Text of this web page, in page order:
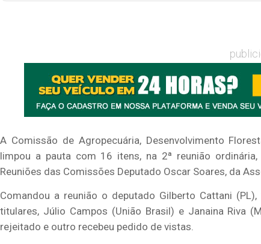
A Comissão de Agropecuária, Desenvolvimento
limpou a pauta com 16 itens, na 2ª reunião
Reuniões das Comissões Deputado Oscar Soares, da
Comandou a reunião o deputado Gilberto Cattani
titulares, Júlio Campos (União Brasil) e Janaina Riva
rejeitado e outro recebeu pedido de vistas.